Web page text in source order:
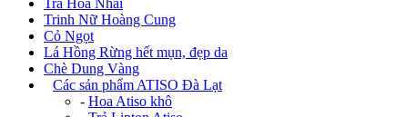
Trà Hoa Nhài
Trinh Nữ Hoàng Cung
Cỏ Ngọt
Lá Hồng Rừng hết mụn, đẹp da
Chè Dung Vàng
Các sản phẩm ATISO Đà Lạt
- Hoa Atiso khô